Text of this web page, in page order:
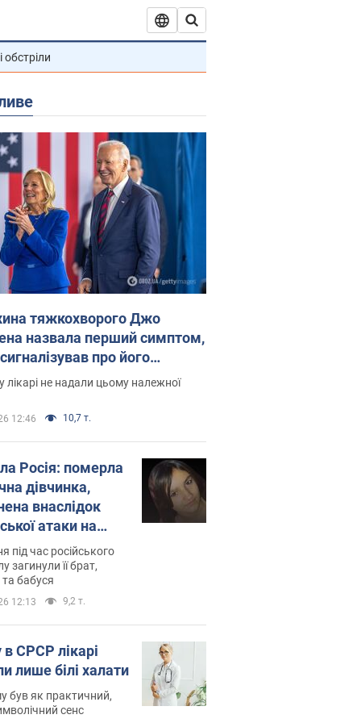
обстріли
тяжкохворого Джо
назвала перший симптом,
про його
рак
лікарі не надали цьому належної
12:46 10,7 т.
Росія: померла
дівчинка,
внаслідок
атаки на
Фото
під час російського
загинули її брат,
та бабуся
12:13 9,2 т.
СРСР лікарі
лише білі халати
був як практичний,
сенс